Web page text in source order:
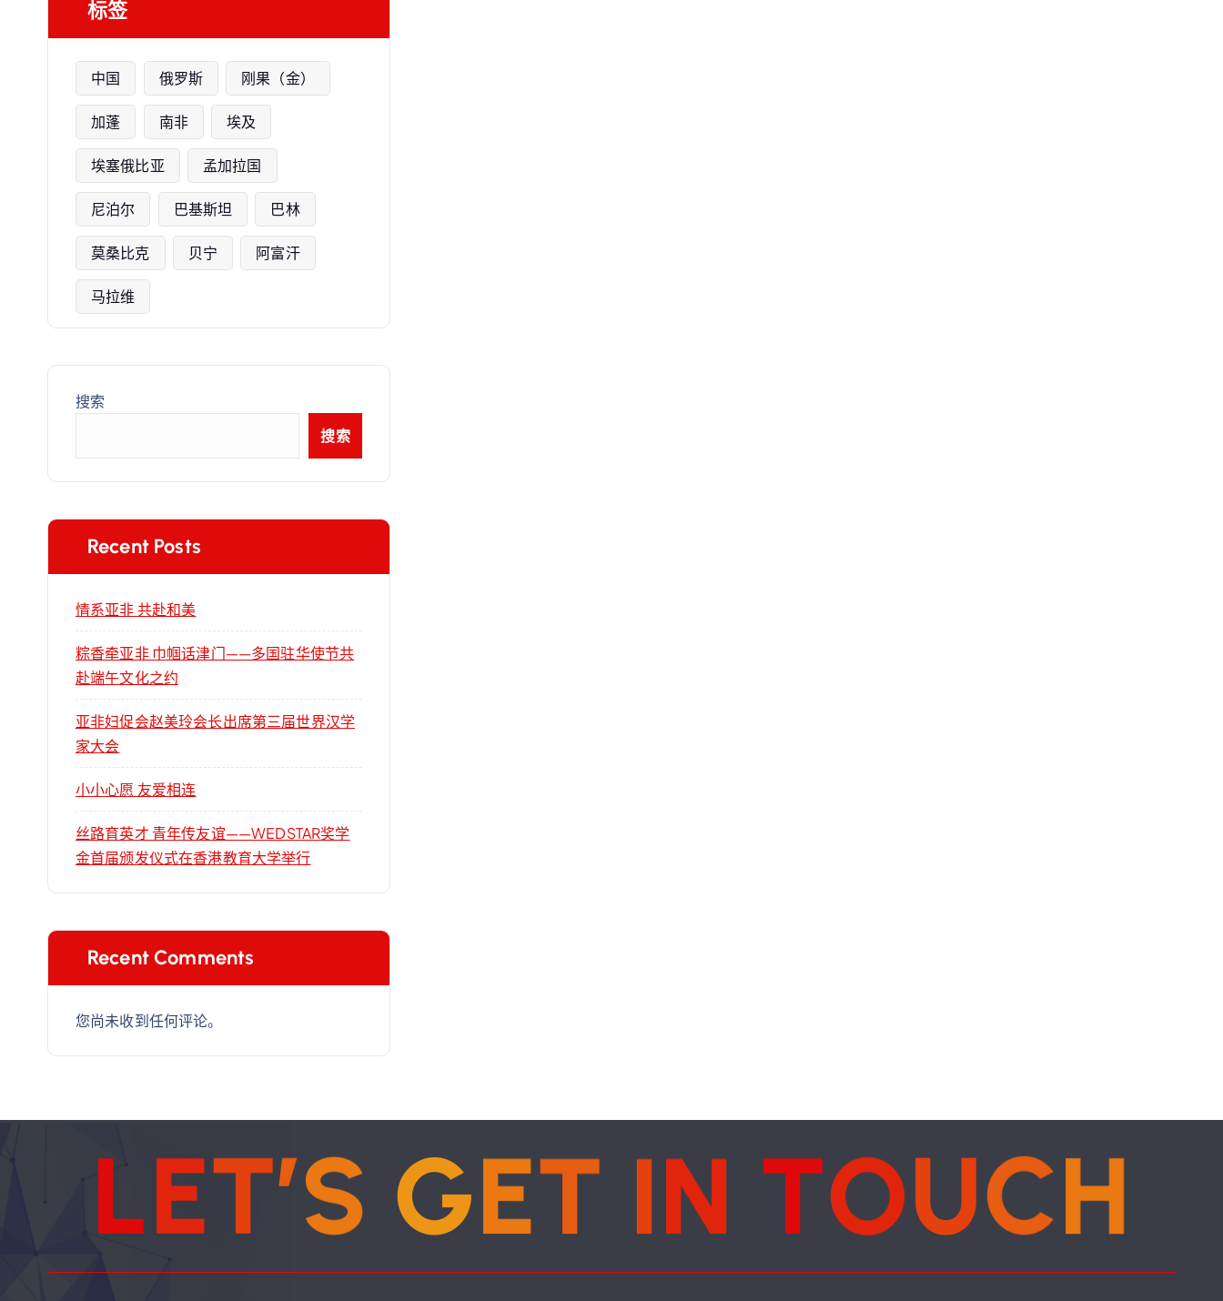
标签
中国 俄罗斯 刚果（金）
加蓬 南非 埃及
埃塞俄比亚 孟加拉国
尼泊尔 巴基斯坦 巴林
莫桑比克 贝宁 阿富汗
马拉维
搜索
搜索
Recent Posts
情系亚非 共赴和美
粽香牵亚非 巾帼话津门——多国驻华使节共
赴端午文化之约
亚非妇促会赵美玲会长出席第三届世界汉学
家大会
小小心愿 友爱相连
丝路育英才 青年传友谊——WEDSTAR奖学
金首届颁发仪式在香港教育大学举行
Recent Comments
您尚未收到任何评论。
LET’S GET IN TOUCH